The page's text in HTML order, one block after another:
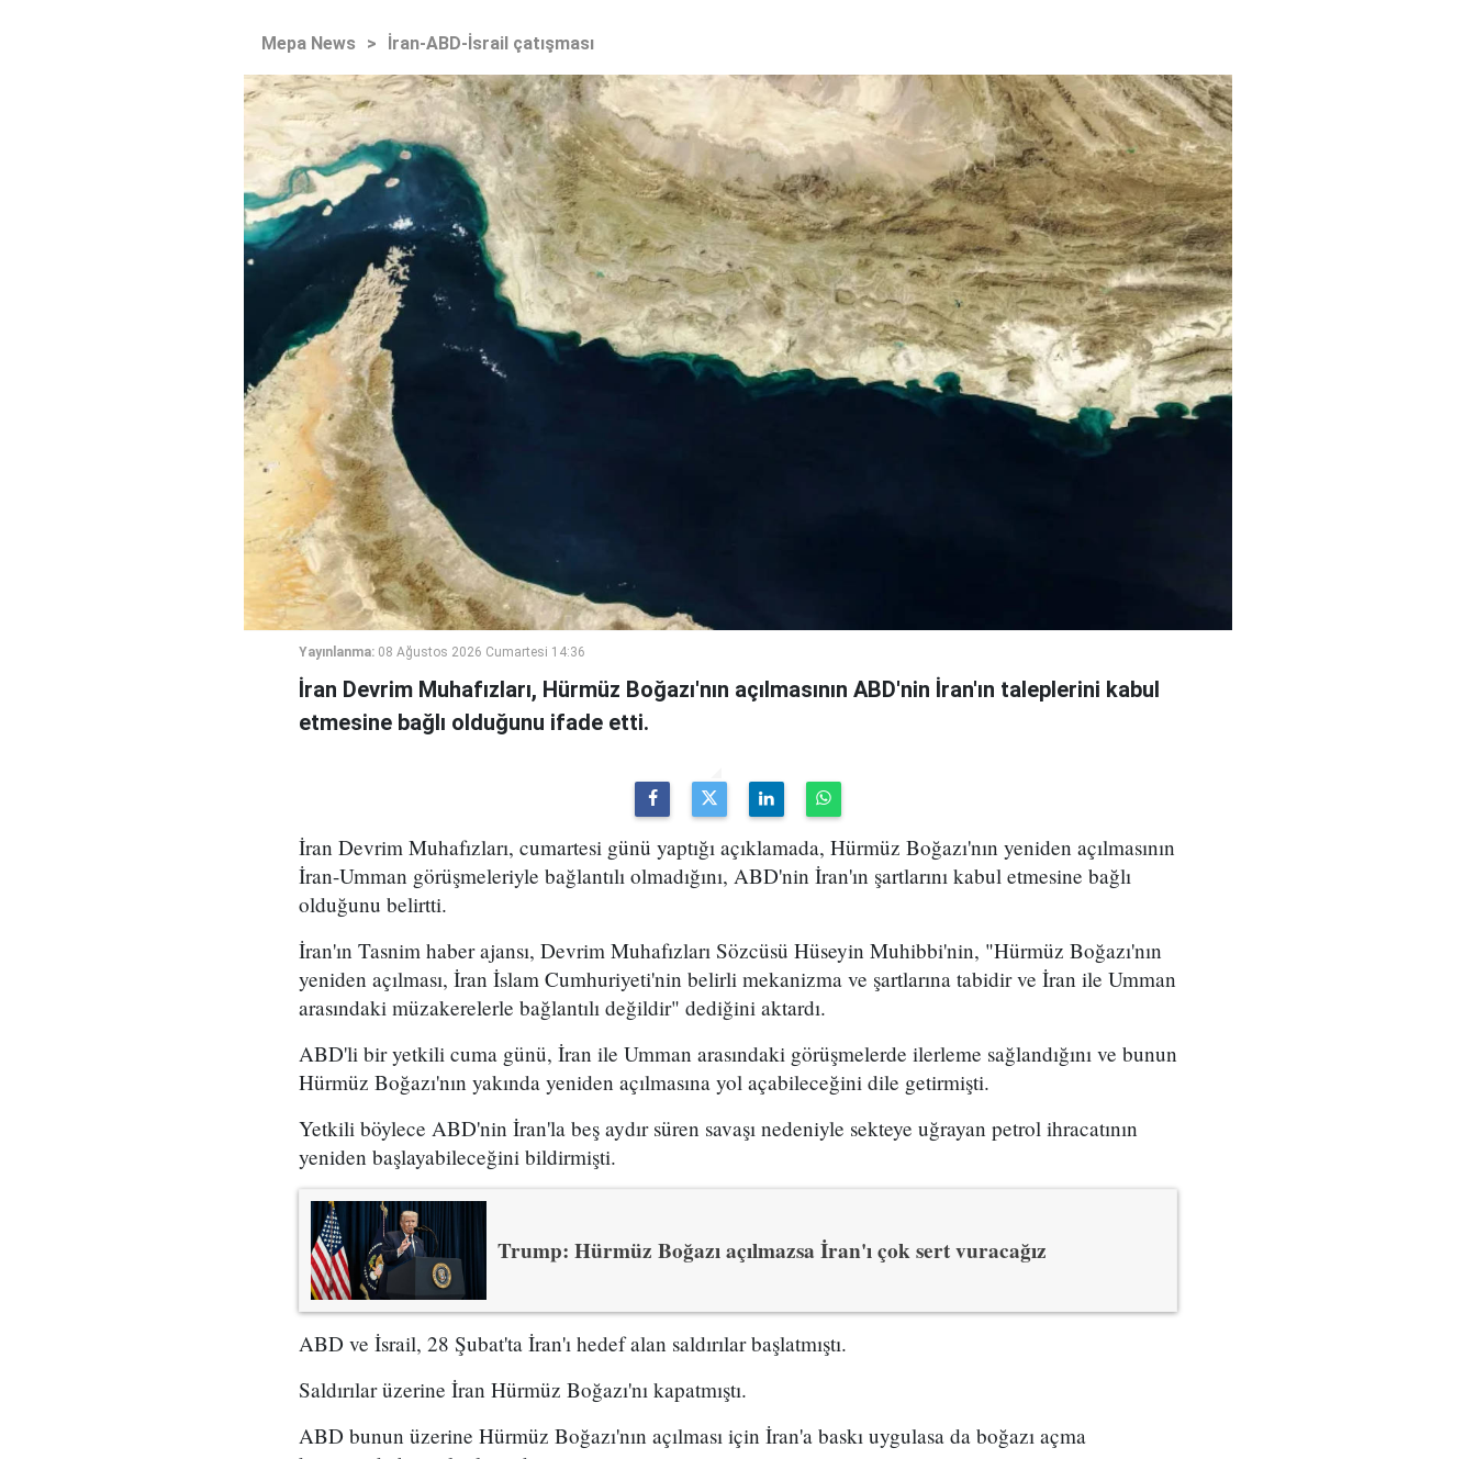
Mepa News > İran-ABD-İsrail çatışması
Yayınlanma: 08 Ağustos 2026 Cumartesi 14:36
İran Devrim Muhafızları, Hürmüz Boğazı'nın açılmasının ABD'nin İran'ın taleplerini kabul
etmesine bağlı olduğunu ifade etti.
İran Devrim Muhafızları, cumartesi günü yaptığı açıklamada, Hürmüz Boğazı'nın yeniden açılmasının
İran-Umman görüşmeleriyle bağlantılı olmadığını, ABD'nin İran'ın şartlarını kabul etmesine bağlı
olduğunu belirtti.
İran'ın Tasnim haber ajansı, Devrim Muhafızları Sözcüsü Hüseyin Muhibbi'nin, "Hürmüz Boğazı'nın
yeniden açılması, İran İslam Cumhuriyeti'nin belirli mekanizma ve şartlarına tabidir ve İran ile Umman
arasındaki müzakerelerle bağlantılı değildir" dediğini aktardı.
ABD'li bir yetkili cuma günü, İran ile Umman arasındaki görüşmelerde ilerleme sağlandığını ve bunun
Hürmüz Boğazı'nın yakında yeniden açılmasına yol açabileceğini dile getirmişti.
Yetkili böylece ABD'nin İran'la beş aydır süren savaşı nedeniyle sekteye uğrayan petrol ihracatının
yeniden başlayabileceğini bildirmişti.
Trump: Hürmüz Boğazı açılmazsa İran'ı çok sert vuracağız
ABD ve İsrail, 28 Şubat'ta İran'ı hedef alan saldırılar başlatmıştı.
Saldırılar üzerine İran Hürmüz Boğazı'nı kapatmıştı.
ABD bunun üzerine Hürmüz Boğazı'nın açılması için İran'a baskı uygulasa da boğazı açma